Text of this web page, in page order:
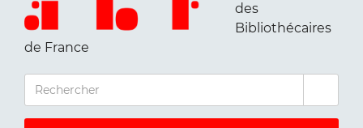
des
Bibliothécaires
de France
RECHERCHER